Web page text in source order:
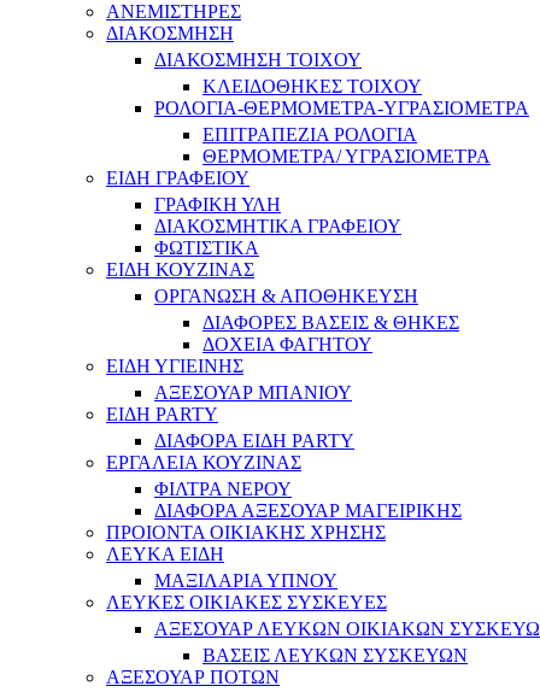
ΑΝΕΜΙΣΤΗΡΕΣ
ΔΙΑΚΟΣΜΗΣΗ
ΔΙΑΚΟΣΜΗΣΗ ΤΟΙΧΟΥ
ΚΛΕΙΔΟΘΗΚΕΣ ΤΟΙΧΟΥ
ΡΟΛΟΓΙΑ-ΘΕΡΜΟΜΕΤΡΑ-ΥΓΡΑΣΙΟΜΕΤΡΑ
ΕΠΙΤΡΑΠΕΖΙΑ ΡΟΛΟΓΙΑ
ΘΕΡΜΟΜΕΤΡΑ/ ΥΓΡΑΣΙΟΜΕΤΡΑ
ΕΙΔΗ ΓΡΑΦΕΙΟΥ
ΓΡΑΦΙΚΗ ΥΛΗ
ΔΙΑΚΟΣΜΗΤΙΚΑ ΓΡΑΦΕΙΟΥ
ΦΩΤΙΣΤΙΚΑ
ΕΙΔΗ ΚΟΥΖΙΝΑΣ
ΟΡΓΑΝΩΣΗ & ΑΠΟΘΗΚΕΥΣΗ
ΔΙΑΦΟΡΕΣ ΒΑΣΕΙΣ & ΘΗΚΕΣ
ΔΟΧΕΙΑ ΦΑΓΗΤΟΥ
ΕΙΔΗ ΥΓΙΕΙΝΗΣ
ΑΞΕΣΟΥΑΡ ΜΠΑΝΙΟΥ
ΕΙΔΗ PARTY
ΔΙΑΦΟΡΑ ΕΙΔΗ PARTY
ΕΡΓΑΛΕΙΑ ΚΟΥΖΙΝΑΣ
ΦΙΛΤΡΑ ΝΕΡΟΥ
ΔΙΑΦΟΡΑ ΑΞΕΣΟΥΑΡ ΜΑΓΕΙΡΙΚΗΣ
ΠΡΟΙΟΝΤΑ ΟΙΚΙΑΚΗΣ ΧΡΗΣΗΣ
ΛΕΥΚΑ ΕΙΔΗ
ΜΑΞΙΛΑΡΙΑ ΥΠΝΟΥ
ΛΕΥΚΕΣ ΟΙΚΙΑΚΕΣ ΣΥΣΚΕΥΕΣ
ΑΞΕΣΟΥΑΡ ΛΕΥΚΩΝ ΟΙΚΙΑΚΩΝ
ΒΑΣΕΙΣ ΛΕΥΚΩΝ ΣΥΣΚΕΥΩΝ
ΑΞΕΣΟΥΑΡ ΠΟΤΩΝ